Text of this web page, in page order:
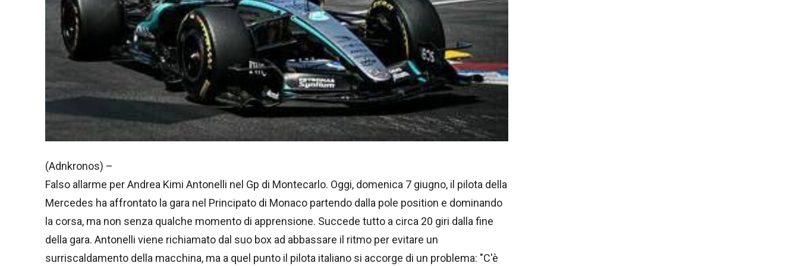
(Adnkronos) –
Falso allarme per Andrea Kimi Antonelli nel Gp di Montecarlo. Oggi, domenica 7 giugno, il pilota della
Mercedes ha affrontato la gara nel Principato di Monaco partendo dalla pole position e dominando
la corsa, ma non senza qualche momento di apprensione. Succede tutto a circa 20 giri dalla fine
della gara. Antonelli viene richiamato dal suo box ad abbassare il ritmo per evitare un
surriscaldamento della macchina, ma a quel punto il pilota italiano si accorge di un problema: "C'è